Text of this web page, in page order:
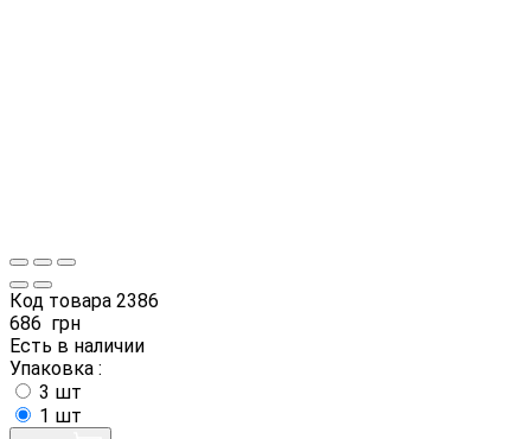
Код товара 2386
686 грн
Есть в наличии
Упаковка :
3 шт
1 шт